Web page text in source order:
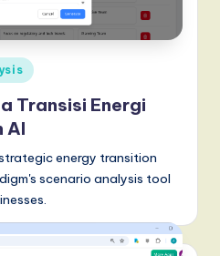
Transisi Energi
AI
energy transition
scenario analysis tool